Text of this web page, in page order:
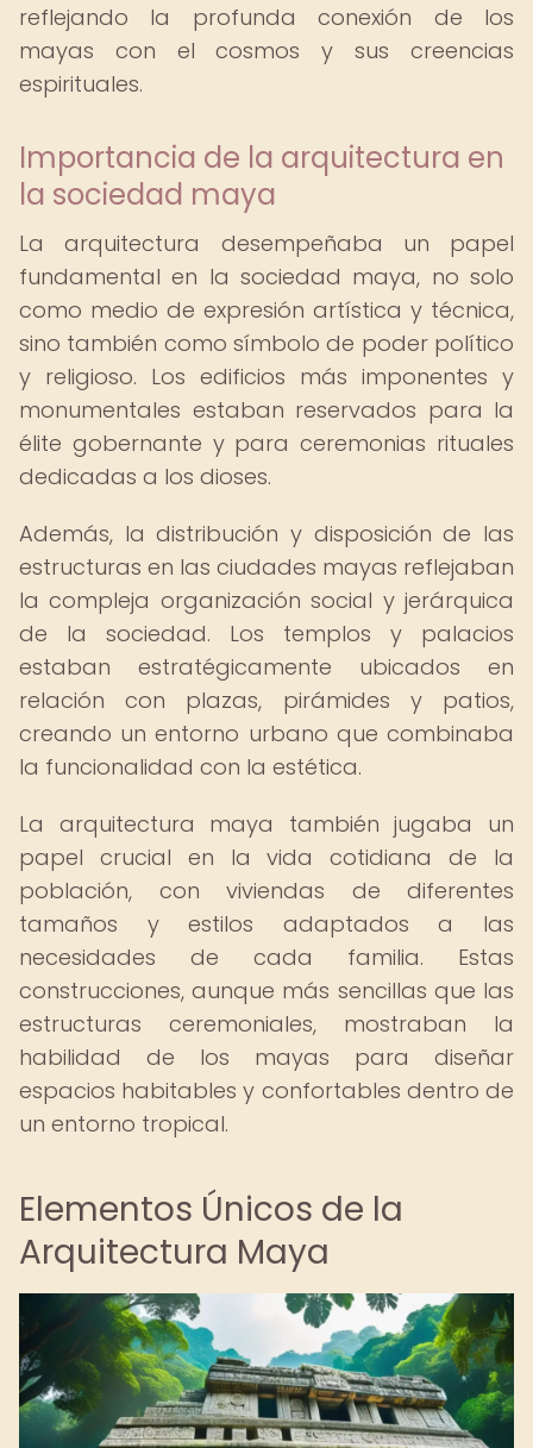
reflejando la profunda conexión de los
mayas con el cosmos y sus creencias
espirituales.
Importancia de la arquitectura en
la sociedad maya
La arquitectura desempeñaba un papel
fundamental en la sociedad maya, no solo
como medio de expresión artística y técnica,
sino también como símbolo de poder político
y religioso. Los edificios más imponentes y
monumentales estaban reservados para la
élite gobernante y para ceremonias rituales
dedicadas a los dioses.
Además, la distribución y disposición de las
estructuras en las ciudades mayas reflejaban
la compleja organización social y jerárquica
de la sociedad. Los templos y palacios
estaban estratégicamente ubicados en
relación con plazas, pirámides y patios,
creando un entorno urbano que combinaba
la funcionalidad con la estética.
La arquitectura maya también jugaba un
papel crucial en la vida cotidiana de la
población, con viviendas de diferentes
tamaños y estilos adaptados a las
necesidades de cada familia. Estas
construcciones, aunque más sencillas que las
estructuras ceremoniales, mostraban la
habilidad de los mayas para diseñar
espacios habitables y confortables dentro de
un entorno tropical.
Elementos Únicos de la
Arquitectura Maya